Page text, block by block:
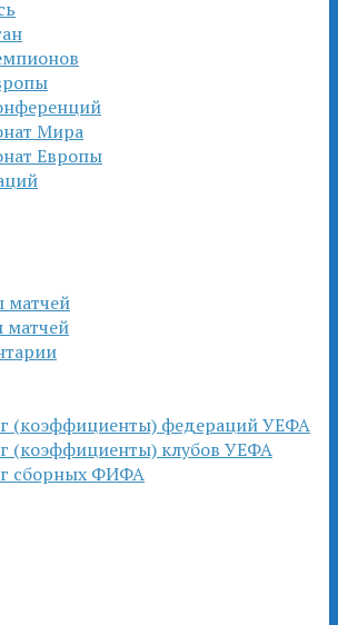
Мира
Европы
матчей
матчей
(коэффициенты) федераций УЕФА
(коэффициенты) клубов УЕФА
сборных ФИФА